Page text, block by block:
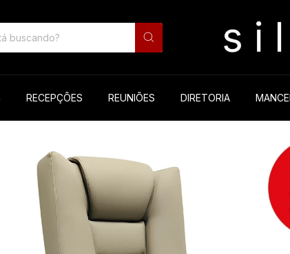
RECEPÇÕES REUNIÕES DIRETORIA